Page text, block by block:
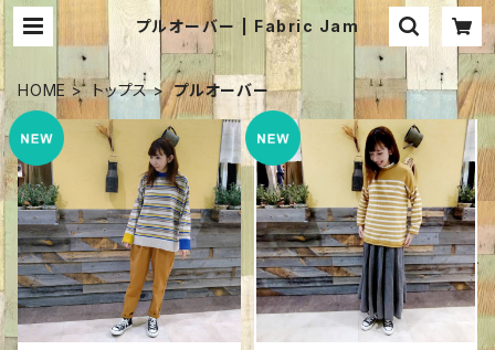
プルオーバー | Fabric Jam
HOME トップス プルオーバー